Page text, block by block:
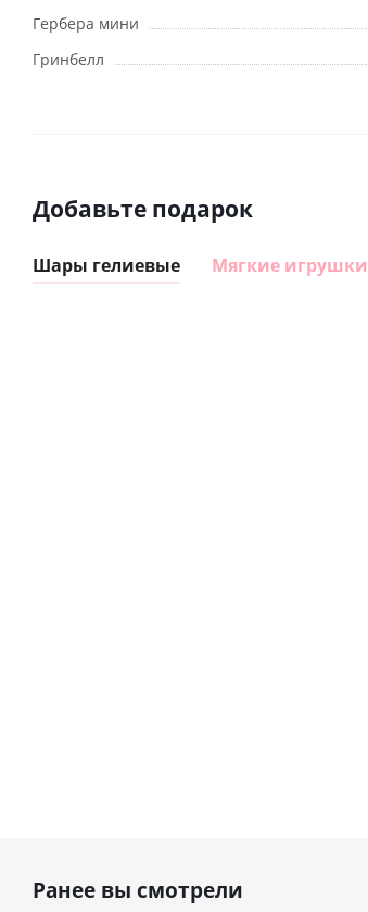
Гербера мини
Гринбелл
Добавьте подарок
Шары гелиевые Мягкие игрушки
Ранее вы смотрели